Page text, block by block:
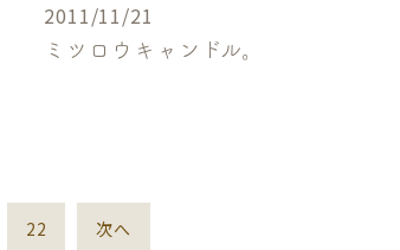
2011/11/21
ミツロウキャンドル。
22 次へ